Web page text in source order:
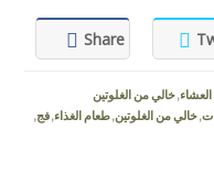
Share
,خالي من الغلوتين
,خالي من الغلوتين,طعام الغذاء,فج,